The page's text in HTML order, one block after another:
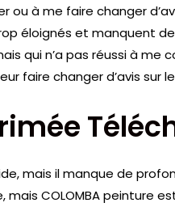
ou à me faire changer
éloignés et manquent
qui n’a pas réussi à
faire changer d’avis sur
mais il manque de
COLOMBA peinture